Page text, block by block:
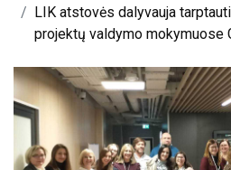
LIK atstovės dalyvauja
projektų valdymo mokymuose